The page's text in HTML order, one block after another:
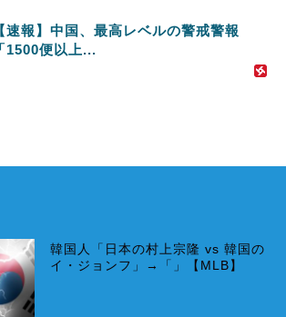
【速報】中国、最高レベルの警戒警報
「1500便以上...
韓国人「日本の村上宗隆 vs 韓国の
イ・ジョンフ」→「」【MLB】